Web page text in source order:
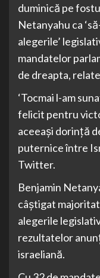
duminică pe
Netanyahu ca
alegerile’
mandatelor
de dreapta,
‘Tocmai l-am
felicit pentru
aceeaşi dorinţă
puternice între
Twitter.
Benjamin
câştigat
alegerile
rezultatelor
israeliană.